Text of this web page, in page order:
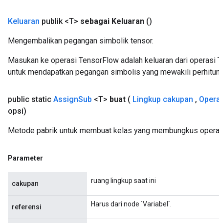
Keluaran publik <T> sebagai Keluaran ()
Mengembalikan pegangan simbolik tensor.
Masukan ke operasi TensorFlow adalah keluaran dari
untuk mendapatkan pegangan simbolis yang mewakili
public static AssignSub <T> buat ( Lingkup cakupan ,
opsi)
Metode pabrik untuk membuat kelas yang membungkus
Parameter
cakupan ruang lingkup saat ini
referensi Harus dari node `Variabel`.